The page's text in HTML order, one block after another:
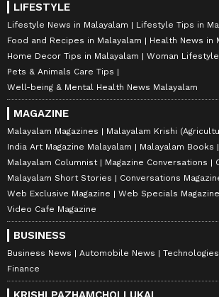
LIFESTYLE
Lifestyle News in Malayalam
Lifestyle Tips in
Food and Recipes in Malayalam
Health News in
Home Decor Tips in Malayalam
Woman
Pets & Animals Care Tips
Well-being & Mental Health News Malayalam
MAGAZINE
Malayalam Magazines
Malayalam Krishi
India Art Magazine Malayalam
Malayalam Books
Malayalam Columnist
Magazine Conversations
Malayalam Short Stories
Conversations
Web Exclusive Magazine
Web Specials Magazine
Video Cafe Magazine
BUSINESS
Business News Automobile News Technologies
Finance